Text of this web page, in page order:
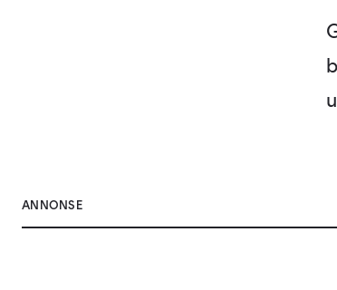
ANNONSE